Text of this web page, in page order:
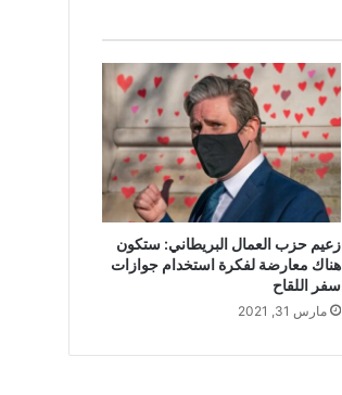
زعيم حزب العمال البريطاني: ستكون
هناك معارضة لفكرة استخدام جوازات
سفر اللقاح
مارس 31, 2021